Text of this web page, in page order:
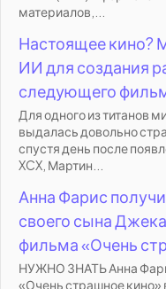
материалов,...
Настоящее кино?
ИИ для создания
следующего
Для одного из титанов
выдалась довольно
спустя день после
XCX, Мартин...
Анна Фарис
своего сына
фильма «Очень
НУЖНО ЗНАТЬ Анна
«Очень страшное